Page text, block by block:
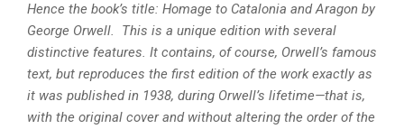
Hence the book’s title: Homage to Catalonia and Aragon by
George Orwell.
This is a unique edition with several
distinctive features. It contains, of course, Orwell’s famous
text, but reproduces the first edition of the work exactly as
it was published in 1938, during Orwell’s lifetime—that is,
with the original cover and without altering the order of the